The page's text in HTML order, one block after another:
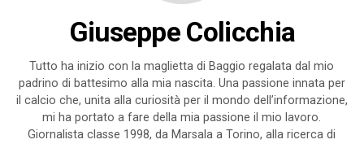
Giuseppe Colicchia
Tutto ha inizio con la maglietta di Baggio regalata dal mio
padrino di battesimo alla mia nascita. Una passione innata per
il calcio che, unita alla curiosità per il mondo dell’informazione,
mi ha portato a fare della mia passione il mio lavoro.
Giornalista classe 1998, da Marsala a Torino, alla ricerca di